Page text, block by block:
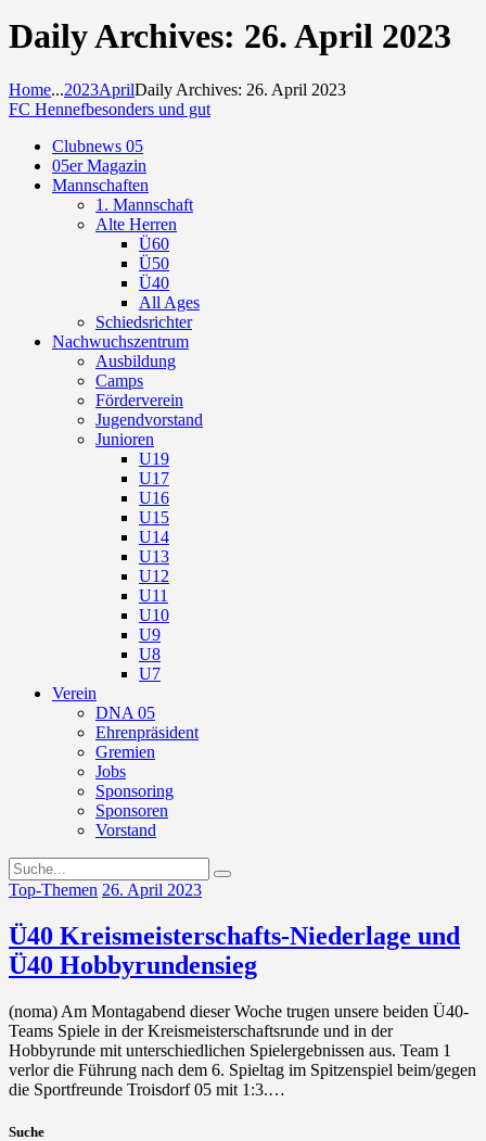
Daily Archives: 26. April 2023
Home...2023AprilDaily Archives: 26. April 2023
FC Hennefbesonders und gut
Clubnews 05
05er Magazin
Mannschaften
1. Mannschaft
Alte Herren
Ü60
Ü50
Ü40
All Ages
Schiedsrichter
Nachwuchszentrum
Ausbildung
Camps
Förderverein
Jugendvorstand
Junioren
U19
U17
U16
U15
U14
U13
U12
U11
U10
U9
U8
U7
Verein
DNA 05
Ehrenpräsident
Gremien
Jobs
Sponsoring
Sponsoren
Vorstand
Top-Themen 26. April 2023
Ü40 Kreismeisterschafts-Niederlage und
Ü40 Hobbyrundensieg
(noma) Am Montagabend dieser Woche trugen unsere beiden Ü40-
Teams Spiele in der Kreismeisterschaftsrunde und in der
Hobbyrunde mit unterschiedlichen Spielergebnissen aus. Team 1
verlor die Führung nach dem 6. Spieltag im Spitzenspiel beim/gegen
die Sportfreunde Troisdorf 05 mit 1:3.…
Suche